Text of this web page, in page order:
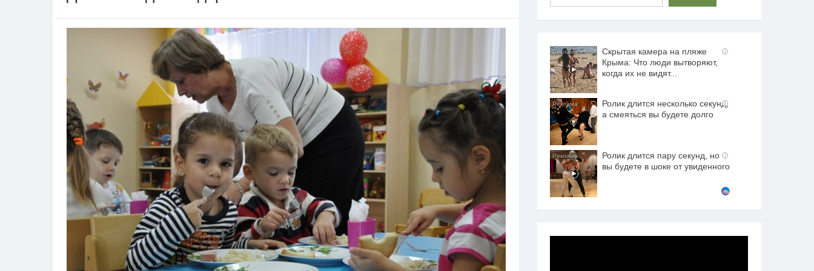
i
Скрытая камера на пляже
Крыма: Что люди вытворяют,
когда их не видят...
i
Ролик длится несколько секунд,
а смеяться вы будете долго
i
Ролик длится пару секунд, но
вы будете в шоке от увиденного